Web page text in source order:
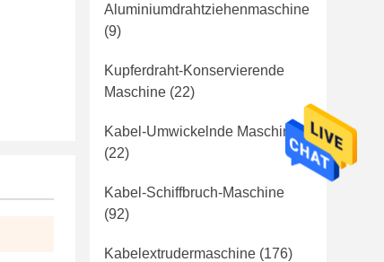
Aluminiumdrahtziehenmaschine
(9)
Kupferdraht-Konservierende
Maschine (22)
Kabel-Umwickelnde Maschine
(22)
Kabel-Schiffbruch-Maschine
(92)
Kabelextrudermaschine (176)